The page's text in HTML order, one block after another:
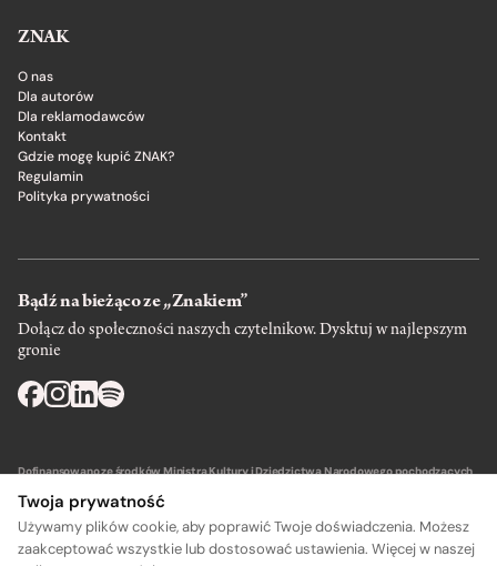
ZNAK
O nas
Dla autorów
Dla reklamodawców
Kontakt
Gdzie mogę kupić ZNAK?
Regulamin
Polityka prywatności
Bądź na bieżąco ze „Znakiem”
Dołącz do społeczności naszych czytelnikow. Dysktuj w najlepszym
gronie
Dofinansowano ze środków Ministra Kultury i Dziedzictwa Narodowego pochodzących
Twoja prywatność
Używamy plików cookie, aby poprawić Twoje doświadczenia. Możesz
zaakceptować wszystkie lub dostosować ustawienia. Więcej w naszej